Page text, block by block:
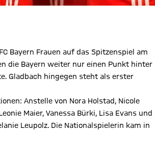
Bayern Frauen auf das Spitzenspiel am
die Bayern weiter nur einen Punkt hinter
Gladbach hingegen steht als erster
Anstelle von Nora Holstad, Nicole
Maier, Vanessa Bürki, Lisa Evans und
Leupolz. Die Nationalspielerin kam in